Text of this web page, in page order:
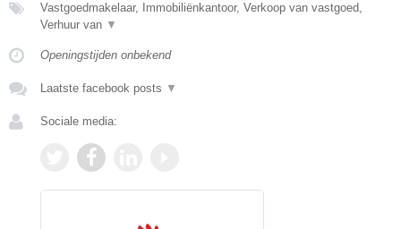
Vastgoedmakelaar, Immobiliënkantoor, Verkoop van vastgoed,
Verhuur van ▼
Openingstijden onbekend
Laatste facebook posts ▼
Sociale media: